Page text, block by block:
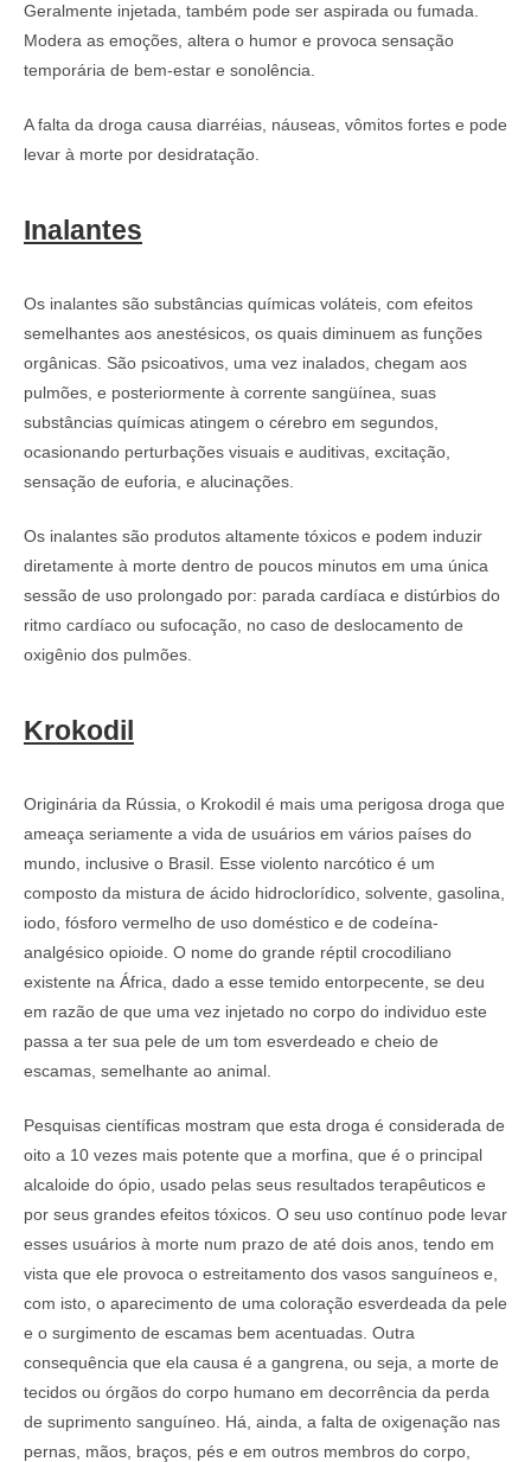
Geralmente injetada, também pode ser aspirada ou fumada.
Modera as emoções, altera o humor e provoca sensação
temporária de bem-estar e sonolência.
A falta da droga causa diarréias, náuseas, vômitos fortes e pode
levar à morte por desidratação.
Inalantes
Os inalantes são substâncias químicas voláteis, com efeitos
semelhantes aos anestésicos, os quais diminuem as funções
orgânicas. São psicoativos, uma vez inalados, chegam aos
pulmões, e posteriormente à corrente sangüínea, suas
substâncias químicas atingem o cérebro em segundos,
ocasionando perturbações visuais e auditivas, excitação,
sensação de euforia, e alucinações.
Os inalantes são produtos altamente tóxicos e podem induzir
diretamente à morte dentro de poucos minutos em uma única
sessão de uso prolongado por: parada cardíaca e distúrbios do
ritmo cardíaco ou sufocação, no caso de deslocamento de
oxigênio dos pulmões.
Krokodil
Originária da Rússia, o Krokodil é mais uma perigosa droga que
ameaça seriamente a vida de usuários em vários países do
mundo, inclusive o Brasil. Esse violento narcótico é um
composto da mistura de ácido hidroclorídico, solvente, gasolina,
iodo, fósforo vermelho de uso doméstico e de codeína-
analgésico opioide. O nome do grande réptil crocodiliano
existente na África, dado a esse temido entorpecente, se deu
em razão de que uma vez injetado no corpo do individuo este
passa a ter sua pele de um tom esverdeado e cheio de
escamas, semelhante ao animal.
Pesquisas científicas mostram que esta droga é considerada de
oito a 10 vezes mais potente que a morfina, que é o principal
alcaloide do ópio, usado pelas seus resultados terapêuticos e
por seus grandes efeitos tóxicos. O seu uso contínuo pode levar
esses usuários à morte num prazo de até dois anos, tendo em
vista que ele provoca o estreitamento dos vasos sanguíneos e,
com isto, o aparecimento de uma coloração esverdeada da pele
e o surgimento de escamas bem acentuadas. Outra
consequência que ela causa é a gangrena, ou seja, a morte de
tecidos ou órgãos do corpo humano em decorrência da perda
de suprimento sanguíneo. Há, ainda, a falta de oxigenação nas
pernas, mãos, braços, pés e em outros membros do corpo,